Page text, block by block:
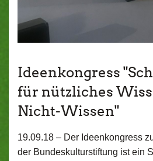
Ideenkongress
für nützliches
Nicht-Wissen"
19.09.18 – Der Ideenkongress
der Bundeskulturstiftung ist ein